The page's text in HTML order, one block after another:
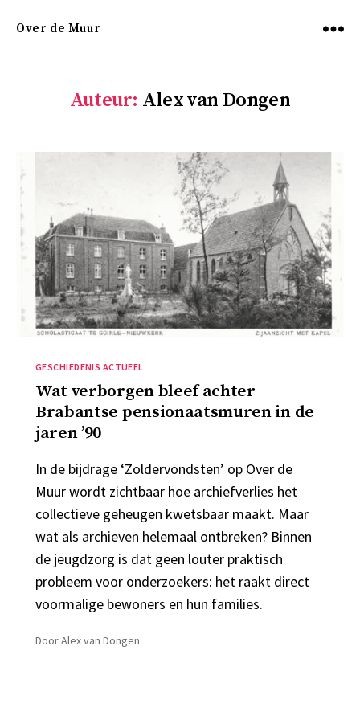
Over de Muur
Auteur: Alex van Dongen
Categorieën
GESCHIEDENIS ACTUEEL
Wat verborgen bleef achter
Brabantse pensionaatsmuren in de
jaren ’90
In de bijdrage ‘Zoldervondsten’ op Over de
Muur wordt zichtbaar hoe archiefverlies het
collectieve geheugen kwetsbaar maakt. Maar
wat als archieven helemaal ontbreken? Binnen
de jeugdzorg is dat geen louter praktisch
probleem voor onderzoekers: het raakt direct
voormalige bewoners en hun families.
DoorAlex van Dongen